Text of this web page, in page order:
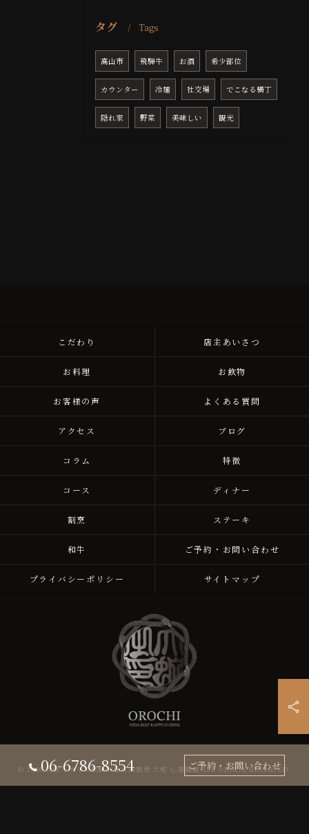
タグ Tags
高山市 飛騨牛 お酒 希少部位
カウンター 冷麺 社交場 でこなる横丁
隠れ家 野菜 美味しい 観光
06-6786-8554 ご予約・お問い合わせ
こだわり 店主あいさつ
お料理 お飲物
お客様の声 よくある質問
アクセス ブログ
コラム 特徴
コース ディナー
割烹 ステーキ
和牛 ご予約・お問い合わせ
プライバシーポリシー サイトマップ
© 2026 大阪ミナミで飛騨牛なら肉割烹 大蛇 心斎橋店 ALL RIGHTS RESERVED.